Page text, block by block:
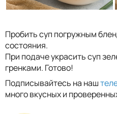
Пробить суп погружным
состояния.
При подаче украсить суп
гренками. Готово!
Подписывайтесь на наш
много вкусных и